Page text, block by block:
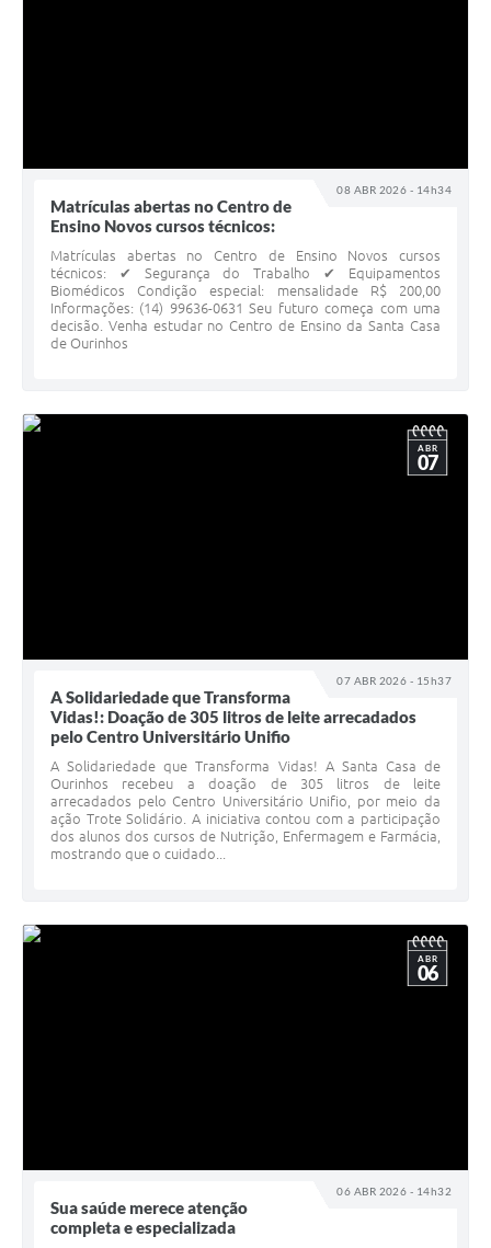
08 ABR 2026 - 14h34
Matrículas abertas no Centro de
Ensino Novos cursos técnicos:
Matrículas abertas no Centro de Ensino Novos cursos
técnicos: ✔ Segurança do Trabalho ✔ Equipamentos
Biomédicos Condição especial: mensalidade R$ 200,00
Informações: (14) 99636-0631 Seu futuro começa com uma
decisão. Venha estudar no Centro de Ensino da Santa Casa
de Ourinhos
07 ABR 2026 - 15h37
ABR
07
A Solidariedade que Transforma
Vidas!: Doação de 305 litros de leite arrecadados
pelo Centro Universitário Unifio
A Solidariedade que Transforma Vidas! A Santa Casa de
Ourinhos recebeu a doação de 305 litros de leite
arrecadados pelo Centro Universitário Unifio, por meio da
ação Trote Solidário. A iniciativa contou com a participação
dos alunos dos cursos de Nutrição, Enfermagem e Farmácia,
mostrando que o cuidado...
06 ABR 2026 - 14h32
ABR
06
Sua saúde merece atenção
completa e especializada